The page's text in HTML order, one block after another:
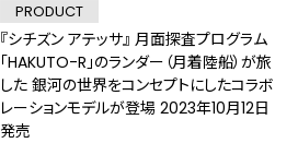
PRODUCT
『シチズン アテッサ』 月面探査プログラム
「HAKUTO-R」のランダー（月着陸船）が旅
した 銀河の世界をコンセプトにしたコラボ
レーションモデルが登場 2023年10月12日
発売